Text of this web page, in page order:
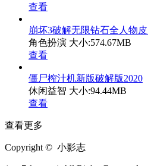
查看
崩坏3破解无限钻石全人物
角色扮演 大小:574.67MB
查看
僵尸榨汁机新版破解版2020
休闲益智 大小:94.44MB
查看
查看更多
Copyright © 小影志